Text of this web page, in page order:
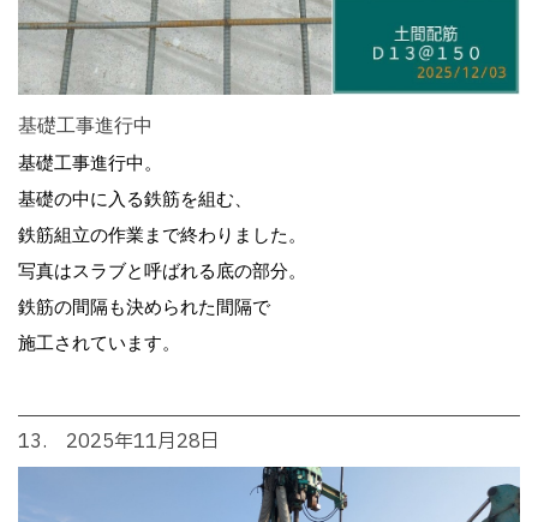
基礎工事進行中
基礎工事進行中。
基礎の中に入る鉄筋を組む、
鉄筋組立の作業まで終わりました。
写真はスラブと呼ばれる底の部分。
鉄筋の間隔も決められた間隔で
施工されています。
13. 2025年11月28日